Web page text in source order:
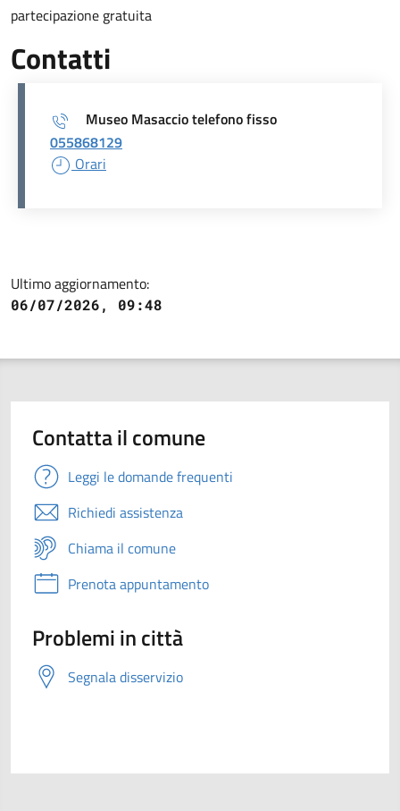
partecipazione gratuita
Contatti
Museo Masaccio telefono fisso
055868129
Orari
Ultimo aggiornamento:
06/07/2026, 09:48
Contatta il comune
Leggi le domande frequenti
Richiedi assistenza
Chiama il comune
Prenota appuntamento
Problemi in città
Segnala disservizio